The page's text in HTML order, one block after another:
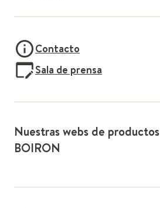
Contacto
Sala de prensa
Nuestras webs de productos
BOIRON